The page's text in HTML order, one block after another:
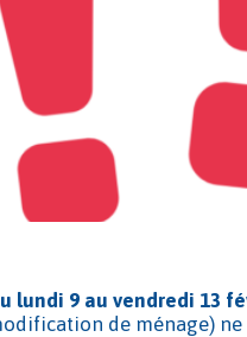
lundi 9 au vendredi 13
de ménage)